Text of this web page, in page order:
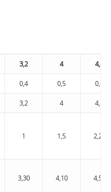
3,2 4 4,8
0,4 0,5 0,6
3,2 4 4,8
1 1,5 2,20
3,30 4,10 4,50